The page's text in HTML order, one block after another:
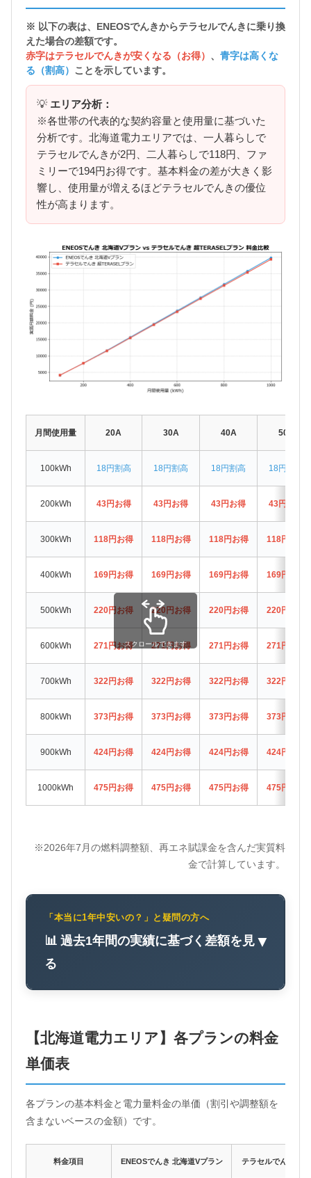
※ 以下の表は、ENEOSでんきからテラセルでんきに乗り換
えた場合の差額です。
赤字はテラセルでんきが安くなる（お得） 、 青字は高くな
る（割高） ことを示しています。
💡 エリア分析：
※各世帯の代表的な契約容量と使用量に基づいた
分析です。北海道電力エリアでは、一人暮らしで
テラセルでんきが2円、二人暮らしで118円、ファ
ミリーで194円お得です。基本料金の差が大きく影
響し、使用量が増えるほどテラセルでんきの優位
性が高まります。
月間使用量 20A 30A 40A 50A
100kWh 18円割高 18円割高 18円割高 18円割高
200kWh 43円お得 43円お得 43円お得 43円お得
300kWh 118円お得 118円お得 118円お得 118円お得
400kWh 169円お得 169円お得 169円お得 169円お得
500kWh 220円お得 220円お得 220円お得 220円お得
600kWh 271円お得 271円お得 271円お得 271円お得
700kWh 322円お得 322円お得 322円お得 322円お得
800kWh 373円お得 373円お得 373円お得 373円お得
900kWh 424円お得 424円お得 424円お得 424円お得
1000kWh 475円お得 475円お得 475円お得 475円お得
スクロールできます
※2026年7月の燃料調整額、再エネ賦課金を含んだ実質料
金で計算しています。
「本当に1年中安いの？」と疑問の方へ
📊 過去1年間の実績に基づく差額を見
る
▼
【北海道電力エリア】各プランの料金
単価表
各プランの基本料金と電力量料金の単価（割引や調整額を
含まないベースの金額）です。
料金項目 ENEOSでんき 北海道Vプラン テラセルでんき 超